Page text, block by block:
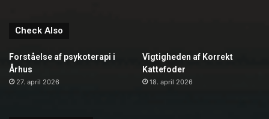
Check Also
Forståelse af psykoterapi i
Århus
27. april 2026
Vigtigheden af Korrekt
Kattefoder
18. april 2026